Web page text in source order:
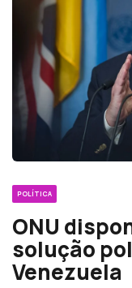
POLÍTICA
ONU
solução
Venezuela